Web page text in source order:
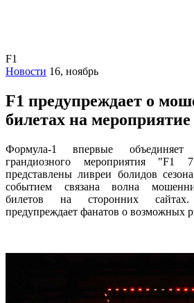
F1
Новости 16, ноябрь
F1 предупреждает о
билетах на мероприятие
Формула-1 впервые
грандиозного мероприятия
представлены ливреи болидов
событием связана волна
билетов на сторонних
предупреждает фанатов о возможных